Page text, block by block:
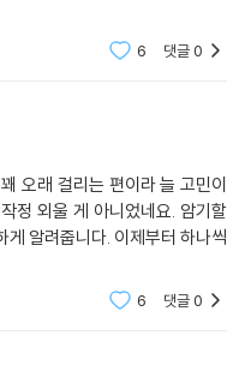
6 댓글0
오래 걸리는 편이라 늘 고민이
정 외울 게 아니었네요. 암기할
게 알려줍니다. 이제부터 하나씩
6 댓글0